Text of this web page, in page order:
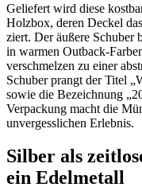
Geliefert wird diese
Holzbox, deren Deckel
ziert. Der äußere Schuber
in warmen Outback-
verschmelzen zu einer
Schuber prangt der Titel
sowie die Bezeichnung
Verpackung macht die
unvergesslichen Erlebnis.
Silber als
ein Edelmetall